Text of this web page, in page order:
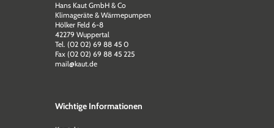
Hans Kaut GmbH & Co
Klimageräte & Wärmepumpen
Hölker Feld 6-8
42279 Wuppertal
Tel. (02 02) 69 88 45 0
Fax (02 02) 69 88 45 225
mail@kaut.de
Wichtige Informationen